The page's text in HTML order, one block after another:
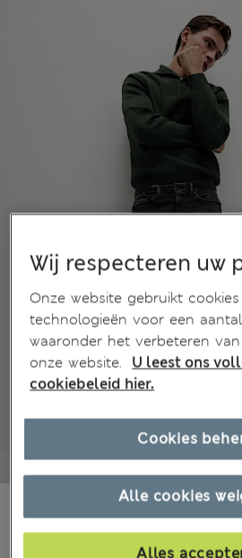
5 Beoordelingen
Alle prijzen zijn inclusief
Wij respecteren uw
Onze website gebruikt
technologieën voor een
waaronder het verbeteren
onze website.
U leest ons
cookiebeleid hier.
Alle cookies
Alles
Cookies